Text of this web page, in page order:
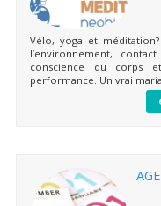
Vélo, yoga et
l’environnement,
conscience du corps
performance. Un vrai